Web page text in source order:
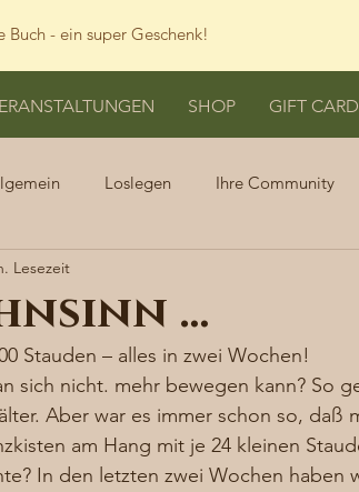
Buch - ein super Geschenk!
SHOP GIFT CARD
Loslegen Ihre Community
…
Lesezeit
Stauden – alles in zwei Wochen!
sich nicht. mehr bewegen kann? So
Aber war es immer schon so, daß
am Hang mit je 24 kleinen
In den letzten zwei Wochen haben